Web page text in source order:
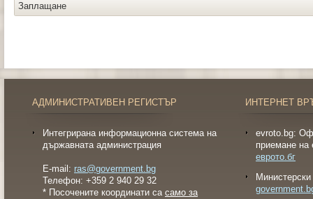
Заплащане
АДМИНИСТРАТИВЕН РЕГИСТЪР
Интегрирана информационна система на
държавната администрация
E-mail: ras@government.bg
Телефон: +359 2 940 29 32
* Посочените координати са само за
ИНТЕРНЕТ
evroto.bg:
приемане на
еврото.бг